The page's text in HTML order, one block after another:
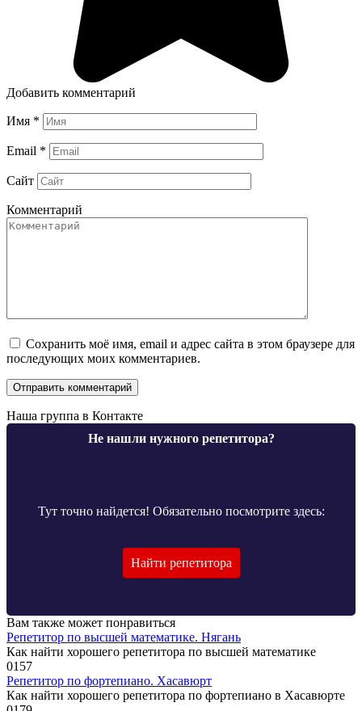
Добавить комментарий
Имя *
Email *
Сайт
Комментарий
Сохранить моё имя, email и адрес сайта в этом браузере для
последующих моих комментариев.
Наша группа в Контакте
Не нашли нужного репетитора?
Тут точно найдется! Обязательно посмотрите здесь:
Найти репетитора
Вам также может понравиться
Репетитор по высшей математике. Нягань
Как найти хорошего репетитора по высшей математике
0157
Репетитор по фортепиано. Хасавюрт
Как найти хорошего репетитора по фортепиано в Хасавюрте